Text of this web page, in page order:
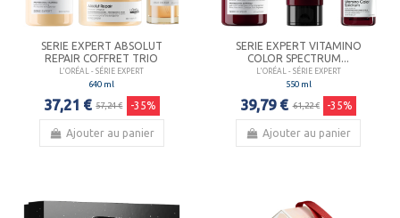
SERIE EXPERT ABSOLUT
REPAIR COFFRET TRIO
L'ORÉAL - SÉRIE EXPERT
640 ml
37,21 € 57,24 € -35%
Ajouter au panier
SERIE EXPERT VITAMINO
COLOR SPECTRUM...
L'ORÉAL - SÉRIE EXPERT
550 ml
39,79 € 61,22 € -35%
Ajouter au panier